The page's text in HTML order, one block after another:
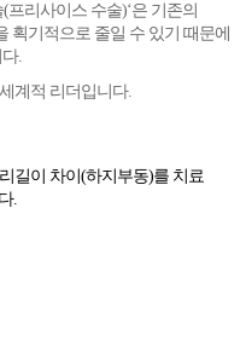
리사이스 수술)‘은 기존의
획기적으로 줄일 수 있기 때문에
.
계적 리더입니다.
길이 차이(하지부동)를 치료
.